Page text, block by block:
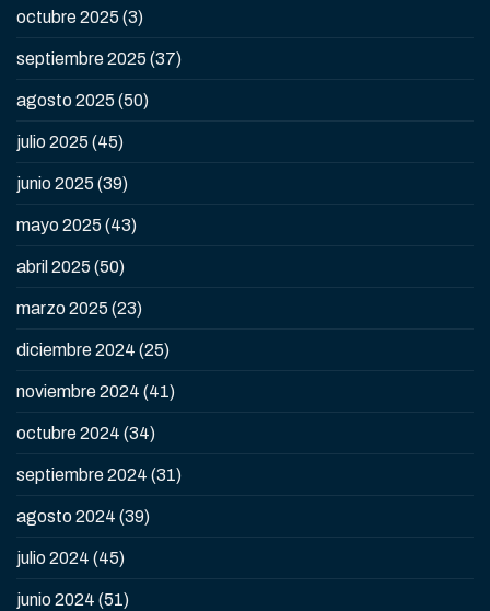
octubre 2025 (3)
septiembre 2025 (37)
agosto 2025 (50)
julio 2025 (45)
junio 2025 (39)
mayo 2025 (43)
abril 2025 (50)
marzo 2025 (23)
diciembre 2024 (25)
noviembre 2024 (41)
octubre 2024 (34)
septiembre 2024 (31)
agosto 2024 (39)
julio 2024 (45)
junio 2024 (51)